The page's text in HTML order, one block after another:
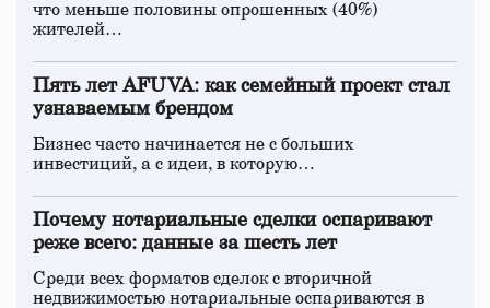
что меньше половины опрошенных (40%)
жителей…
Пять лет AFUVA: как семейный проект стал
узнаваемым брендом
Бизнес часто начинается не с больших
инвестиций, а с идеи, в которую…
Почему нотариальные сделки оспаривают
реже всего: данные за шесть лет
Среди всех форматов сделок с вторичной
недвижимостью нотариальные оспариваются в